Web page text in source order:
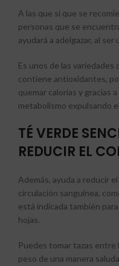
A las que sí que se
personas que se
ayudará a adelgazar, al
Es unos de las variedades
contiene antioxidantes,
quemar calorías y gracias
metabolismo expulsando
TÉ VERDE
REDUCIR EL
Además, ayuda a reducir
circulación sanguínea,
está indicada también
hojas.
Puedes tomar tazas
peso de una manera